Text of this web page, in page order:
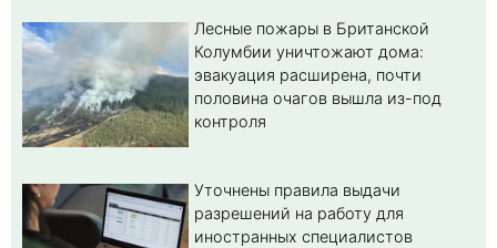
Лесные пожары в Британской
Колумбии уничтожают дома:
эвакуация расширена, почти
половина очагов вышла из-под
контроля
Уточнены правила выдачи
разрешений на работу для
иностранных специалистов